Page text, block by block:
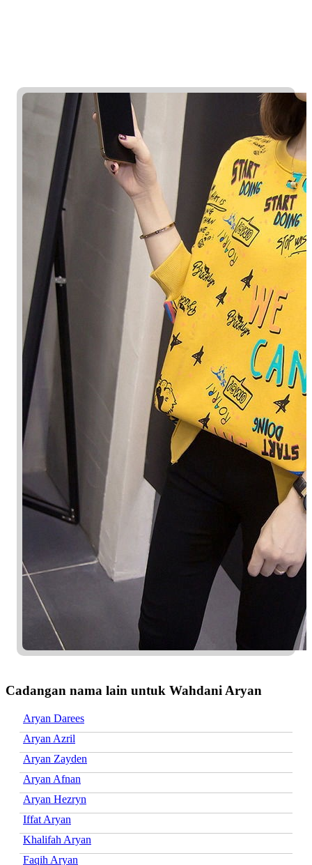
Cadangan nama lain untuk Wahdani Aryan
Aryan Darees
Aryan Azril
Aryan Zayden
Aryan Afnan
Aryan Hezryn
Iffat Aryan
Khalifah Aryan
Faqih Aryan